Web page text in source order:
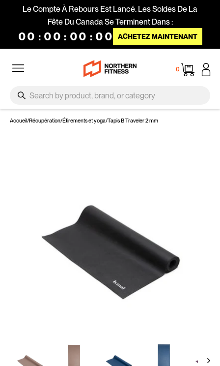
Passer au contenu
Le Compte À Rebours Est Lancé. Les Soldes De La
Fête Du Canada Se Terminent Dans :
00 : 00 : 00 : 00 ACHETEZ MAINTENANT
0
Panier
Recherche
Accueil/Récupération/Étirements et yoga/Tapis B Traveler 2 mm